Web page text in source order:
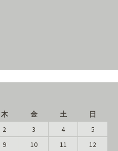
木 金 土 日
2 3 4
5
9 10 11
12